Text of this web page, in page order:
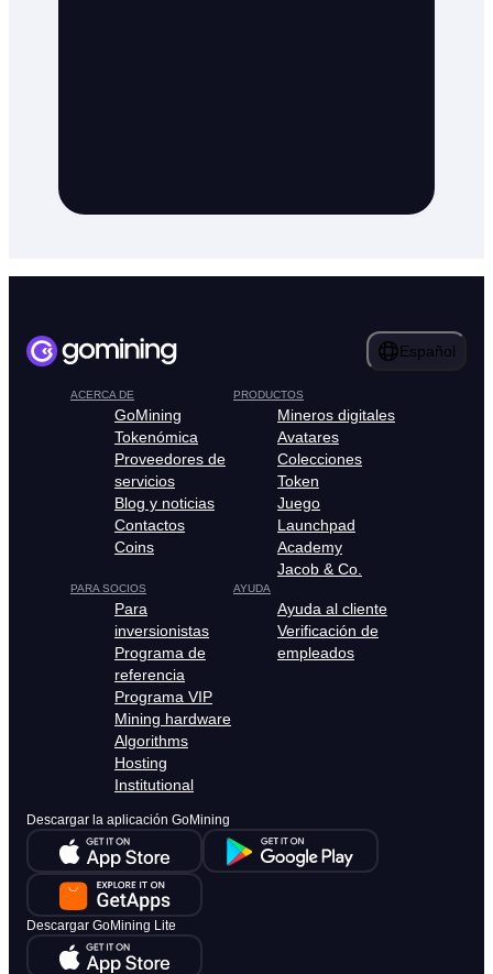
Español
ACERCA DE
GoMining
Tokenómica
Proveedores de
servicios
Blog y noticias
Contactos
Coins
PRODUCTOS
Mineros digitales
Avatares
Colecciones
Token
Juego
Launchpad
Academy
Jacob & Co.
PARA SOCIOS
Para
inversionistas
Programa de
referencia
Programa VIP
Mining hardware
Algorithms
Hosting
Institutional
AYUDA
Ayuda al cliente
Verificación de
empleados
Descargar la aplicación GoMining
Descargar GoMining Lite